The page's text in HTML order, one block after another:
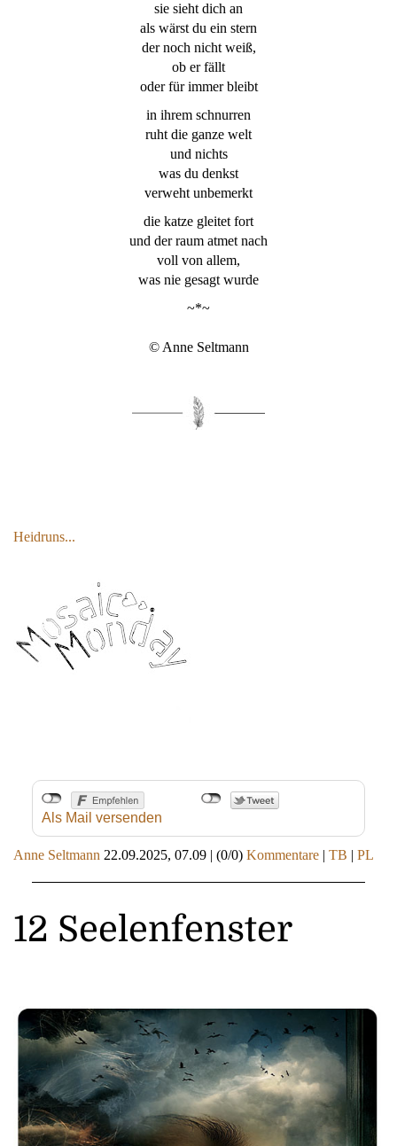
sie sieht dich an
als wärst du ein stern
der noch nicht weiß,
ob er fällt
oder für immer bleibt
in ihrem schnurren
ruht die ganze welt
und nichts
was du denkst
verweht unbemerkt
die katze gleitet fort
und der raum atmet nach
voll von allem,
was nie gesagt wurde
~*~
© Anne Seltmann
Heidruns...
Als Mail versenden
Anne Seltmann 22.09.2025, 07.09 | (0/0) Kommentare | TB | PL
12 Seelenfenster